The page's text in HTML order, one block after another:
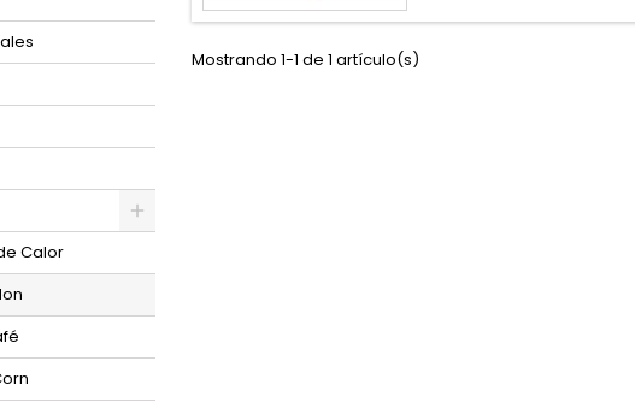
Calor
Mostrando 1-1 de 1 artículo(s)